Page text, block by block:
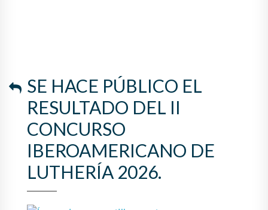
SE HACE PÚBLICO EL
RESULTADO DEL II
CONCURSO
IBEROAMERICANO DE
LUTHERÍA 2026.